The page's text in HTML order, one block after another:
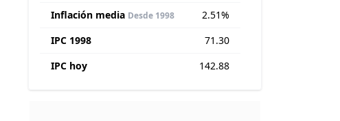
Inflación media Desde 1998
2.51%
IPC 1998
71.30
IPC hoy
142.88